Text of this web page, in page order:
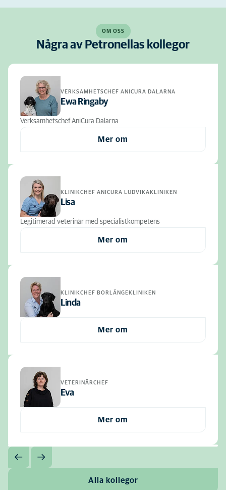
OM OSS
Några av Petronellas kollegor
VERKSAMHETSCHEF ANICURA DALARNA
Ewa Ringaby
Verksamhetschef AniCura Dalarna
Mer om
KLINIKCHEF ANICURA LUDVIKAKLINIKEN
Lisa
Legitimerad veterinär med specialistkompetens
Mer om
KLINIKCHEF BORLÄNGEKLINIKEN
Linda
Mer om
VETERINÄRCHEF
Eva
Mer om
Alla kollegor